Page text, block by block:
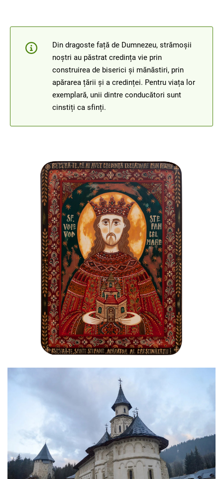
Din dragoste față de Dumnezeu, strămoșii
noștri au păstrat credința vie prin
construirea de biserici și mănăstiri, prin
apărarea țării și a credinței. Pentru viața lor
exemplară, unii dintre conducători sunt
cinstiți ca sfinți.